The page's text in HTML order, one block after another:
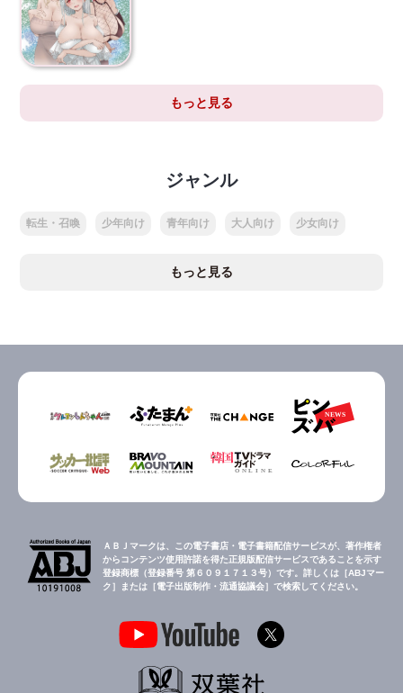
もっと見る
ジャンル
転生・召喚 少年向け 青年向け 大人向け 少女向け
もっと見る
ＡＢＪマークは、この電子書店・電子書籍配信サービスが、著作権者
からコンテンツ使用許諾を得た正規版配信サービスであることを示す
登録商標（登録番号 第６０９１７１３号）です。詳しくは［ABJマー
ク］または［電子出版制作・流通協議会］で検索してください。